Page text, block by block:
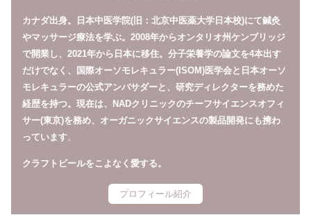
カナダ出身。日本中医学院(旧：北京中医薬大学日本校)にて鍼灸
やマッサージ療法を学ぶ。2008年からオンタリオ州ケンブリッジ
で開業し、2021年から日本に移住。分子栄養学の論文を4本出す
だけでなく、国際オーソモレキュラー(ISOM)医学会と日本オーソ
モレキュラーの公式アンバサダーと、研究ディレクターを務めた
経歴を持つ。現在は、NADクリニックのチーフサイエンスオフィ
サー(東京)を務め、オーガニックサイエンスの製品開発にも携わ
っています。
クラフトビールをこよなく愛する。
プロフィール紹介